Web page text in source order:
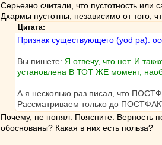
Серьезно считали, что пустотность или
Дхармы пустотны, независимо от того,
Цитата:
Признак существующего (yod pa):
Вы пишете: Я отвечу, что нет. И
установлена В ТОТ ЖЕ момент,
А я несколько раз писал, что
Рассматриваем только до
Почему, не понял. Поясните. Верность
обоснованы? Какая в них есть польза?